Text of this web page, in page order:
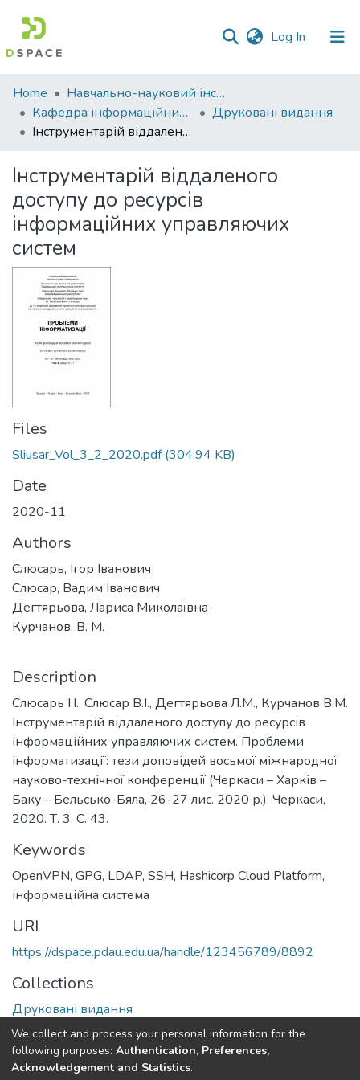
Log In (current)
Communities
&
Collections
Statistics
Home
Навчально-науковий інститут економіки, управління, права та інформаційних технологій
Кафедра інформаційних систем та технологій
Друковані видання
Інструментарій віддаленого доступу до ресурсів інформаційних управляючих систем
Інструментарій віддаленого
доступу до ресурсів
інформаційних управляючих
систем
Files
Sliusar_Vol_3_2_2020.pdf(304.94 KB)
Date
2020-11
Authors
Слюсарь, Ігор Іванович
Слюсар, Вадим Іванович
Дегтярьова, Лариса Миколаївна
Курчанов, В. М.
Description
Слюсарь І.І., Слюсар В.І., Дегтярьова Л.М., Курчанов В.М.
Інструментарій віддаленого доступу до ресурсів
інформаційних управляючих систем. Проблеми
інформатизації: тези доповідей восьмої міжнародної
науково-технічної конференції (Черкаси – Харків –
Баку – Бельсько-Бяла, 26-27 лис. 2020 р.). Черкаси,
2020. Т. 3. С. 43.
Keywords
OpenVPN, GPG, LDAP, SSH, Hashicorp Cloud Platform,
інформаційна система
URI
https://dspace.pdau.edu.ua/handle/123456789/8892
Collections
Друковані видання
Full item page
We collect and process your personal information for the
following purposes: Authentication, Preferences,
Acknowledgement and Statistics.